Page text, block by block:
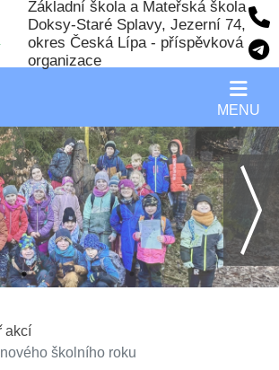
Základní škola a Mateřská škola
Doksy-Staré Splavy, Jezerní 74,
okres Česká Lípa - příspěvková
organizace
MENU
akcí
školního roku